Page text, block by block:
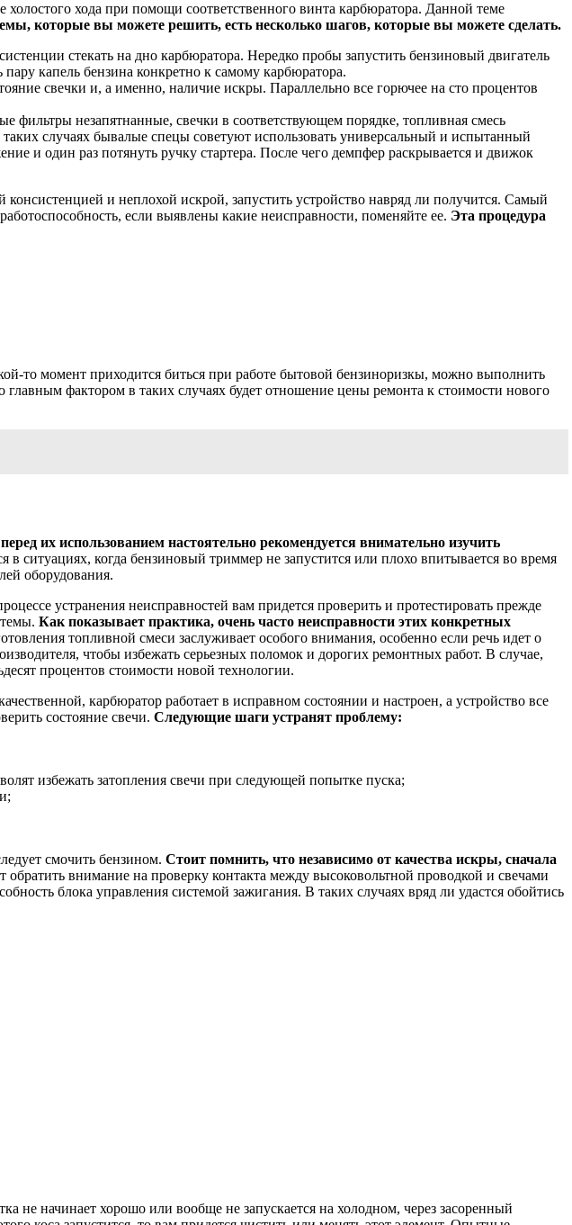
хода при помощи соответственного винта карбюратора. Данной теме
которые вы можете решить, есть несколько шагов, которые вы можете сделать.
стекать на дно карбюратора. Нередко пробы запустить бензиновый двигатель
капель бензина конкретно к самому карбюратора.
свечки и, а именно, наличие искры. Параллельно все горючее на сто процентов
фильтры незапятнанные, свечки в соответствующем порядке, топливная смесь
случаях бывалые спецы советуют использовать универсальный и испытанный
и один раз потянуть ручку стартера. После чего демпфер раскрывается и движок
и неплохой искрой, запустить устройство навряд ли получится. Самый
если выявлены какие неисправности, поменяйте ее. Эта процедура
то момент приходится биться при работе бытовой бензиноризкы, можно выполнить
фактором в таких случаях будет отношение цены ремонта к стоимости нового
перед их использованием настоятельно рекомендуется внимательно изучить
ситуациях, когда бензиновый триммер не запустится или плохо впитывается во время
оборудования.
устранения неисправностей вам придется проверить и протестировать прежде
Как показывает практика, очень часто неисправности этих конкретных
топливной смеси заслуживает особого внимания, особенно если речь идет о
чтобы избежать серьезных поломок и дорогих ремонтных работ. В случае,
процентов стоимости новой технологии.
карбюратор работает в исправном состоянии и настроен, а устройство все
состояние свечи. Следующие шаги устранят проблему:
избежать затопления свечи при следующей попытке пуска;
смочить бензином. Стоит помнить, что независимо от качества искры, сначала
внимание на проверку контакта между высоковольтной проводкой и свечами
блока управления системой зажигания. В таких случаях вряд ли удастся обойтись
не начинает хорошо или вообще не запускается на холодном, через засоренный